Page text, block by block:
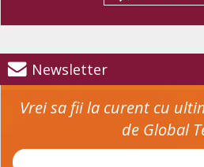
Newsletter
Vrei sa fii la curent cu
de Global